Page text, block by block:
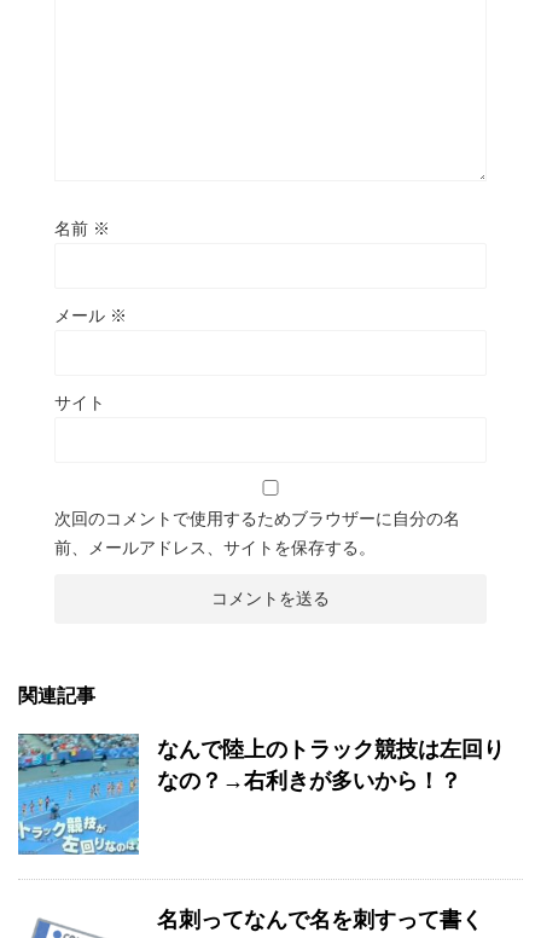
名前 ※
メール ※
サイト
次回のコメントで使用するためブラウザーに自分の名
前、メールアドレス、サイトを保存する。
関連記事
なんで陸上のトラック競技は左回り
なの？→右利きが多いから！？
名刺ってなんで名を刺すって書く